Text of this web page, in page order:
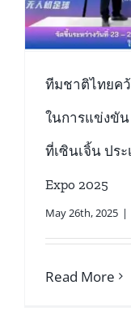
ทีมชาติไทยค
ในการแข่งขัน
ที่เซินเจิ้น ประ
Expo 2025
May 26th, 2025 |
Read More